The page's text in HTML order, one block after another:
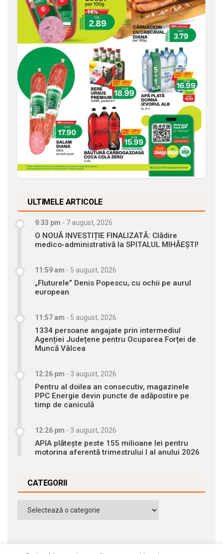
ULTIMELE ARTICOLE
9:33 pm - 7 august, 2026
O NOUĂ INVESTIȚIE FINALIZATĂ: Clădire
medico-administrativă la SPITALUL MIHĂEȘTI!
11:59 am - 5 august, 2026
„Fluturele” Denis Popescu, cu ochii pe aurul
european
11:57 am - 5 august, 2026
1334 persoane angajate prin intermediul
Agenției Județene pentru Ocuparea Forței de
Muncă Vâlcea
12:26 pm - 3 august, 2026
Pentru al doilea an consecutiv, magazinele
PPC Energie devin puncte de adăpostire pe
timp de caniculă
12:26 pm - 3 august, 2026
APIA plătește peste 155 milioane lei pentru
motorina aferentă trimestrului I al anului 2026
CATEGORII
Categorii